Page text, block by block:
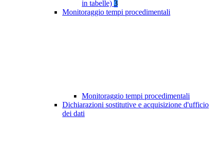
in tabelle) 3
Monitoraggio tempi procedimentali
Monitoraggio tempi procedimentali
Dichiarazioni sostitutive e acquisizione d'ufficio
dei dati